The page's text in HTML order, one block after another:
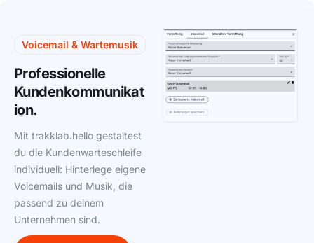
Voicemail & Wartemusik
Professionelle
Kundenkommunikat
ion.
Mit trakklab.hello gestaltest
du die Kundenwarteschleife
individuell: Hinterlege eigene
Voicemails und Musik, die
passend zu deinem
Unternehmen sind.